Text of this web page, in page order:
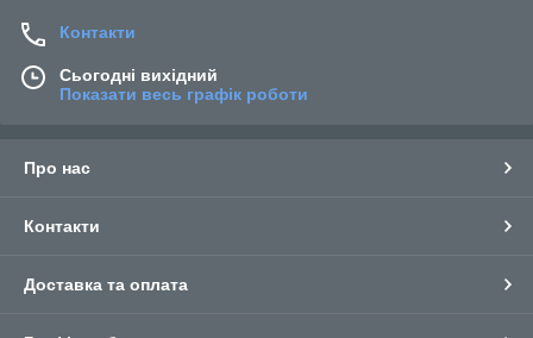
Контакти
Сьогодні вихідний
Показати весь графік роботи
Про нас
Контакти
Доставка та оплата